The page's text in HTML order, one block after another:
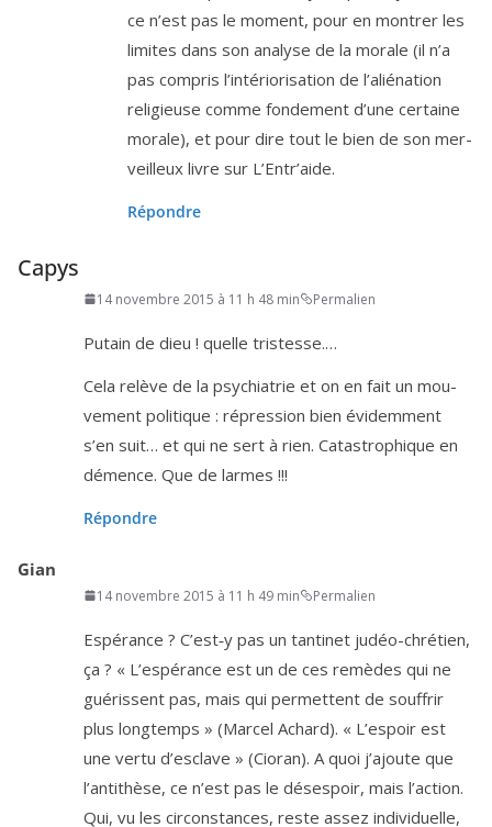
ce n’est pas le moment, pour en mon­trer les
limites dans son ana­lyse de la morale (il n’a
pas com­pris l’in­té­rio­ri­sa­tion de l’a­lié­na­tion
reli­gieuse comme fon­de­ment d’une cer­taine
morale), et pour dire tout le bien de son mer­
veilleux livre sur L’Entr’aide.
Répondre
Capys
14 novembre 2015 à 11 h 48 min Permalien
Putain de dieu ! quelle tristesse.…
Cela relève de la psy­chia­trie et on en fait un mou­
ve­ment poli­tique : répres­sion bien évi­dem­ment
s’en suit… et qui ne sert à rien. Catastrophique en
démence. Que de larmes !!!
Répondre
Gian
14 novembre 2015 à 11 h 49 min Permalien
Espérance ? C’est‑y pas un tan­ti­net judéo-chré­tien,
ça ? « L’espérance est un de ces remèdes qui ne
gué­rissent pas, mais qui per­mettent de souf­frir
plus long­temps » (Marcel Achard). « L’espoir est
une ver­tu d’es­clave » (Cioran). A quoi j’a­joute que
l’an­ti­thèse, ce n’est pas le déses­poir, mais l’ac­tion.
Qui, vu les cir­cons­tances, reste assez indi­vi­duelle,